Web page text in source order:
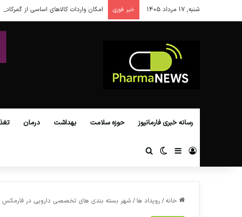
شنبه, 17 مرداد 1405 خبر فوری امکان واردات کالاهای اساسی از گمرکات
رسانه خبری فارمانیوز حوزه سلامت بهداشت درمان
ورود سایدبارتغییر پوسته
خانه / رویداد ها / شهر بسته بندی های تخصصی دارویی در فارمکس ۲۰۲۶